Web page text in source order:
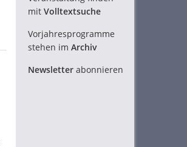
mit Volltextsuche
Vorjahresprogramme
stehen im Archiv
Newsletter abonnieren